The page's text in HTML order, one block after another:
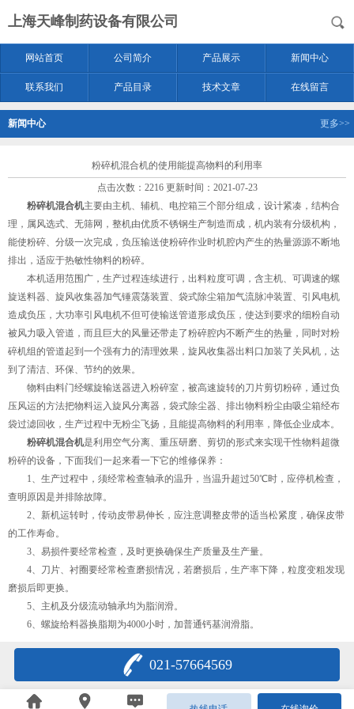
上海天峰制药设备有限公司
网站首页 公司简介 产品展示 新闻中心
联系我们 产品目录 技术文章 在线留言
新闻中心 更多>>
粉碎机混合机的使用能提高物料的利用率
点击次数：2216 更新时间：2021-07-23
粉碎机混合机主要由主机、辅机、电控箱三个部分组成，设计紧凑，结构合
理，属风选式、无筛网，整机由优质不锈钢生产制造而成，机内装有分级机构，
能使粉碎、分级一次完成，负压输送使粉碎作业时机腔内产生的热量源源不断地
排出，适应于热敏性物料的粉碎。
本机适用范围广，生产过程连续进行，出料粒度可调，含主机、可调速的螺
旋送料器、旋风收集器加气锤震荡装置、袋式除尘箱加气流脉冲装置、引风电机
造成负压，大功率引风电机不但可使输送管道形成负压，使达到要求的细粉自动
被风力吸入管道，而且巨大的风量还带走了粉碎腔内不断产生的热量，同时对粉
碎机组的管道起到一个强有力的清理效果，旋风收集器出料口加装了关风机，达
到了清洁、环保、节约的效果。
物料由料门经螺旋输送器进入粉碎室，被高速旋转的刀片剪切粉碎，通过负
压风运的方法把物料运入旋风分离器，袋式除尘器、排出物料粉尘由吸尘箱经布
袋过滤回收，生产过程中无粉尘飞扬，且能提高物料的利用率，降低企业成本。
粉碎机混合机是利用空气分离、重压研磨、剪切的形式来实现干性物料超微
粉碎的设备，下面我们一起来看一下它的维修保养：
1、生产过程中，须经常检查轴承的温升，当温升超过50℃时，应停机检查，
查明原因是并排除故障。
2、新机运转时，传动皮带易伸长，应注意调整皮带的适当松紧度，确保皮带
的工作寿命。
3、易损件要经常检查，及时更换确保生产质量及生产量。
4、刀片、衬圈要经常检查磨损情况，若磨损后，生产率下降，粒度变粗发现
磨损后即更换。
5、主机及分级流动轴承均为脂润滑。
6、螺旋给料器换脂期为4000小时，加普通钙基润滑脂。
021-57664569